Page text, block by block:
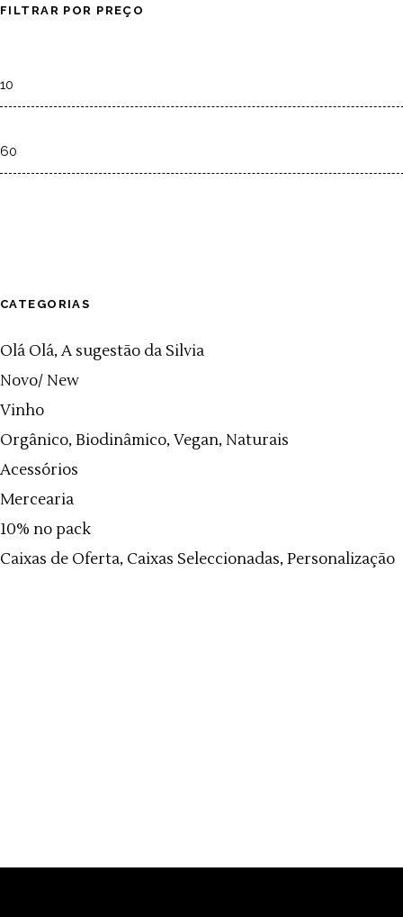
FILTRAR POR PREÇO
CATEGORIAS
Olá Olá, A sugestão da Silvia
Novo/ New
Vinho
Orgânico, Biodinâmico, Vegan, Naturais
Acessórios
Mercearia
10% no pack
Caixas de Oferta, Caixas Seleccionadas, Personalização